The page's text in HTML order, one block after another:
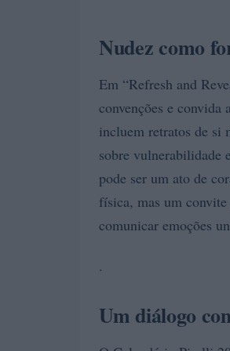
Nudez como
Em “Refresh and
convenções e
incluem retratos de si
sobre vulnerabilidade
pode ser um ato de
física, mas um
comunicar emoções
.
Um diálogo